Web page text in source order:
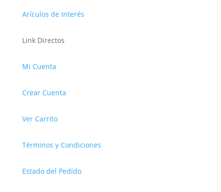
Arículos de Interés
Link Directos
Mi Cuenta
Crear Cuenta
Ver Carrito
Términos y Condiciones
Estado del Pedido